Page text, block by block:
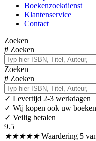
Boekenzoekdienst
Klantenservice
Contact
Zoeken
Zoeken
Zoeken
Zoeken
✓ Levertijd 2-3 werkdagen
✓ Wij kopen ook uw
✓ Veilig betalen
9.5
★★★★★ Waardering 5